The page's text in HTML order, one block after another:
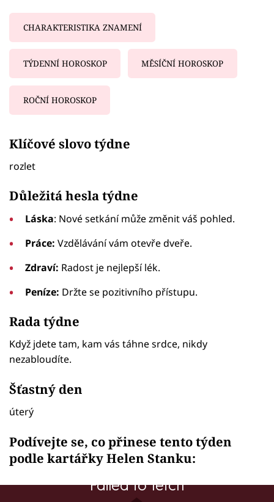
CHARAKTERISTIKA ZNAMENÍ
TÝDENNÍ HOROSKOP MĚSÍČNÍ HOROSKOP
ROČNÍ HOROSKOP
Klíčové slovo týdne
rozlet
Důležitá hesla týdne
Láska: Nové setkání může změnit váš pohled.
Práce:Vzdělávání vám otevře dveře.
Zdraví: Radost je nejlepší lék.
Peníze: Držte se pozitivního přístupu.
Rada týdne
Když jdete tam, kam vás táhne srdce, nikdy
nezabloudíte.
Šťastný den
úterý
Podívejte se, co přinese tento týden
podle kartářky Helen Stanku:
Failed to fetch